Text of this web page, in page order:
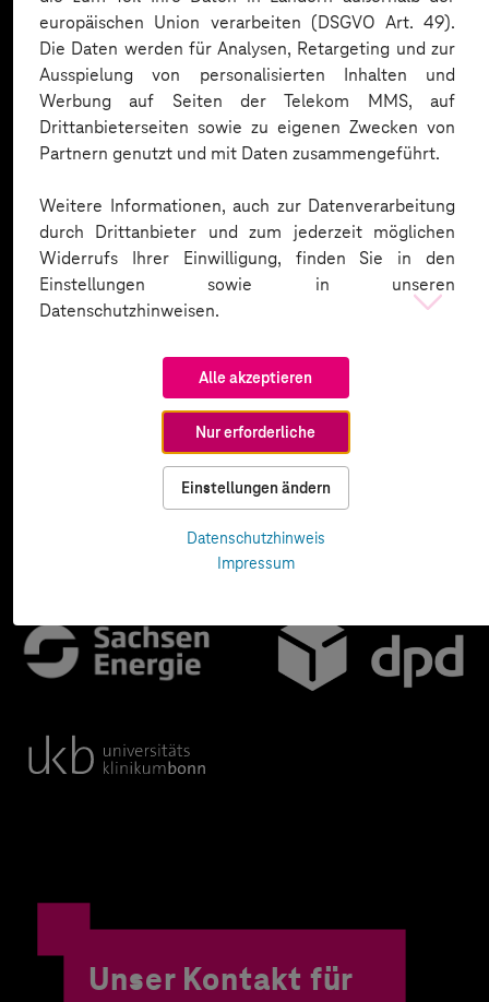
europäischen Union verarbeiten (DSGVO Art. 49).
Die Daten werden für Analysen, Retargeting und zur
Ausspielung von personalisierten Inhalten und
Werbung auf Seiten der Telekom MMS, auf
Drittanbieterseiten sowie zu eigenen Zwecken von
Partnern genutzt und mit Daten zusammengeführt.
Weitere Informationen, auch zur Datenverarbeitung
durch Drittanbieter und zum jederzeit möglichen
Widerrufs Ihrer Einwilligung, finden Sie in den
Einstellungen sowie in unseren
Datenschutzhinweisen.
Alle akzeptieren
Nur erforderliche
Einstellungen ändern
Datenschutzhinweis
Impressum
Unser Kontakt für